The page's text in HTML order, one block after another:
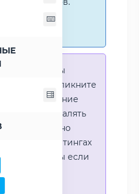
того что-бы
- кликните
Выделение
выборочно удалять
или наглядно
в рейтингах
путаницы если